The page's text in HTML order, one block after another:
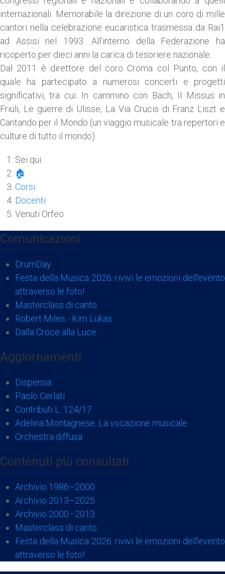
internazionali. Memorabile la direzione di un coro di mille
cantori nella celebrazione eucaristica trasmessa da Rai1
ad Assisi nel 1993. All’interno della Federazione ha
ricoperto per dieci anni la carica di tesoriere nazionale.
Dal 2011 è direttore del coro Croma col Punto, con il
quale ha partecipato a numerosi concerti e progetti
significativi, tra cui: In cammino con Bach, Il Missus in
Friuli, Le guerre di Ulisse, La Via Crucis di Franz Liszt e
Cantando per il Mondo (un viaggio musicale tra repertori e
culture di tutto il mondo).
Sei qui:
🏠
Corsi
Docenti
Venuti Orfeo
Comunicazioni
DrumDay
Festa della Musica 2026: rivivi le emozioni dell'evento
attraverso le foto!
Masterclass di canto
Robert Miles - Kim Lukas
Dalla Croce alla Luce
Aggiornamenti
Dispensa
Paolo Cerlati
Contributi L. 124/17
Adelina Montagnese. La vocazione musicale
Orchestra diffusa
Contenuti più consultati
Archivio 1986–2000
Archivio 2013–2025
Archivio 2000–2013
Masterclass di canto
Festa della Musica 2026: rivivi le emozioni dell'evento
attraverso le foto!